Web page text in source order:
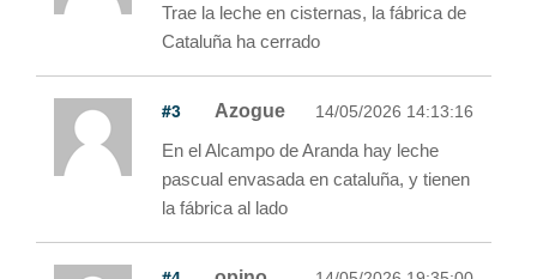
Trae la leche en cisternas, la fábrica de
Cataluña ha cerrado
#3 Azogue 14/05/2026 14:13:16
En el Alcampo de Aranda hay leche
pascual envasada en cataluña, y tienen
la fábrica al lado